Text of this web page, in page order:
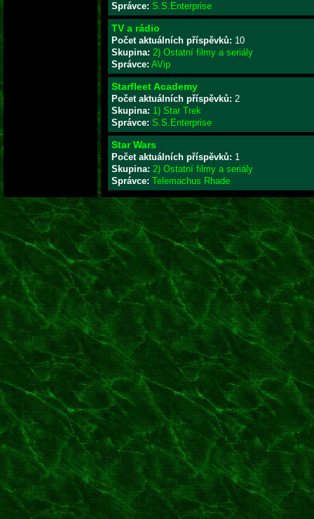
Správce: S.S.Enterprise
TV a rádio
Počet aktuálních příspěvků: 10
Skupina: 2) Ostatní filmy a seriály
Správce: AVip
Starfleet Academy
Počet aktuálních příspěvků: 2
Skupina: 1) Star Trek
Správce: S.S.Enterprise
Star Wars
Počet aktuálních příspěvků: 1
Skupina: 2) Ostatní filmy a seriály
Správce: Telemachus Rhade